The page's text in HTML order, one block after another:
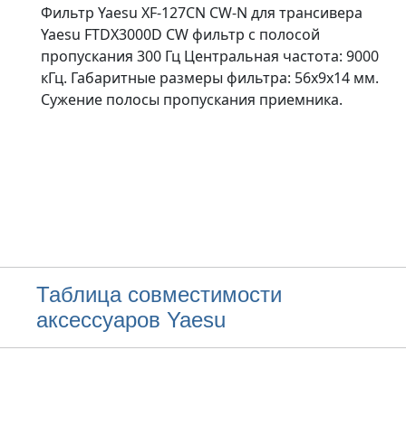
Фильтр Yaesu XF-127CN CW-N для трансивера
Yaesu FTDX3000D CW фильтр с полосой
пропускания 300 Гц Центральная частота: 9000
кГц. Габаритные размеры фильтра: 56х9х14 мм.
Сужение полосы пропускания приемника.
Таблица совместимости
аксессуаров Yaesu